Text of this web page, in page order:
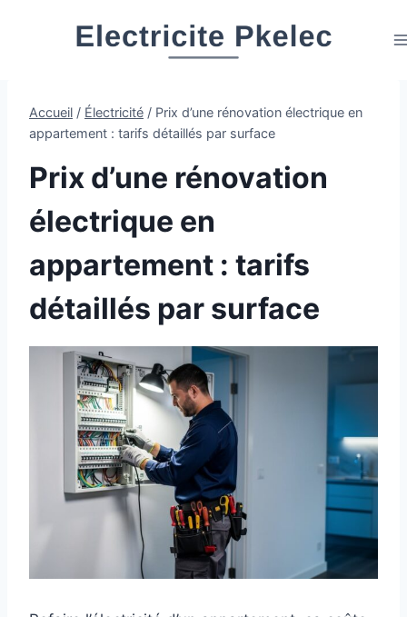
Accueil / Électricité / Prix d’une rénovation électrique en
appartement : tarifs détaillés par surface
Prix d’une rénovation
électrique en
appartement : tarifs
détaillés par surface